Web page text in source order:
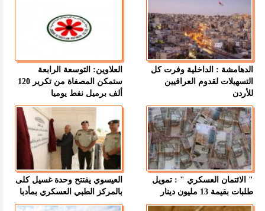
الدهامشة : الداخلية وفرت كل
التسهيلات لقدوم العراقيين
للأردن
العلاوين: التوسعة الرابعة
ستمكن المصفاة من تكرير 120
ألف برميل نفط يوميا
" الائتمان العسكري " : تمويل
طلبات بقيمة 13 مليون دينار
العيسوي يفتتح وحدة غسيل كلى
بالمركز الطبي العسكري بمأدبا